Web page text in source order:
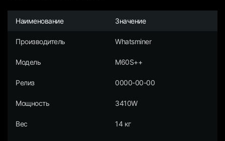
Наименование Значение
Производитель Whatsminer
Модель M60S++
Релиз 0000-00-00
Мощность 3410W
Вес 14 кг